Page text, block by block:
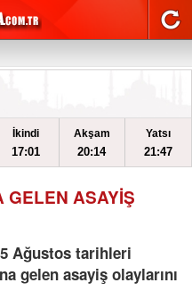
İkindi
17:01
Akşam
20:14
Yatsı
21:47
GELEN ASAYİŞ
Ağustos tarihleri
gelen asayiş olaylarını